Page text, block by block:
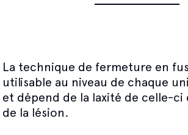
La technique de fermeture en
utilisable au niveau de chaque
et dépend de la laxité de celle-ci
de la lésion.